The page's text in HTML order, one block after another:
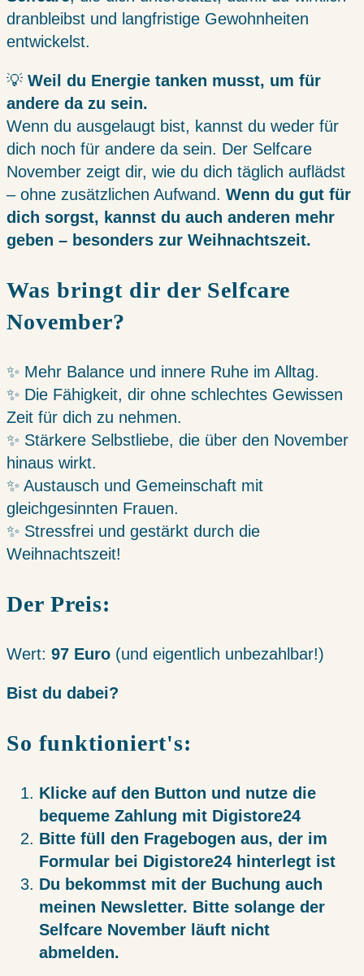
dranbleibst und langfristige Gewohnheiten
entwickelst.
💡 Weil du Energie tanken musst, um für
andere da zu sein.
Wenn du ausgelaugt bist, kannst du weder für
dich noch für andere da sein. Der Selfcare
November zeigt dir, wie du dich täglich auflädst
– ohne zusätzlichen Aufwand. Wenn du gut für
dich sorgst, kannst du auch anderen mehr
geben – besonders zur Weihnachtszeit.
Was bringt dir der Selfcare
November?
✨ Mehr Balance und innere Ruhe im Alltag.
✨ Die Fähigkeit, dir ohne schlechtes Gewissen
Zeit für dich zu nehmen.
✨ Stärkere Selbstliebe, die über den November
hinaus wirkt.
✨ Austausch und Gemeinschaft mit
gleichgesinnten Frauen.
✨ Stressfrei und gestärkt durch die
Weihnachtszeit!
Der Preis:
Wert: 97 Euro (und eigentlich unbezahlbar!)
Bist du dabei?
So funktioniert's:
Klicke auf den Button und nutze die
bequeme Zahlung mit Digistore24
Bitte füll den Fragebogen aus, der im
Formular bei Digistore24 hinterlegt ist
Du bekommst mit der Buchung auch
meinen Newsletter. Bitte solange der
Selfcare November läuft nicht
abmelden.